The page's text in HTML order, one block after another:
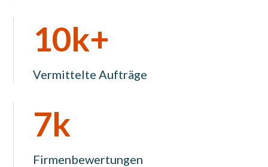
10k+
Vermittelte Aufträge
7k
Firmenbewertungen